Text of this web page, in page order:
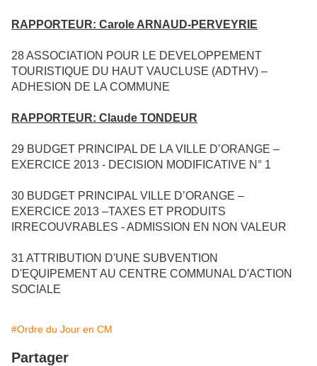
RAPPORTEUR: Carole ARNAUD-PERVEYRIE
28ASSOCIATION POUR LE DEVELOPPEMENT
TOURISTIQUE DU HAUT VAUCLUSE (ADTHV) –
ADHESION DE LA COMMUNE
RAPPORTEUR: Claude TONDEUR
29 BUDGET PRINCIPAL DE LA VILLE D’ORANGE –
EXERCICE 2013 - DECISION MODIFICATIVE N° 1
30 BUDGET PRINCIPAL VILLE D’ORANGE –
EXERCICE 2013 –TAXES ET PRODUITS
IRRECOUVRABLES - ADMISSION EN NON VALEUR
31 ATTRIBUTION D'UNE SUBVENTION
D'EQUIPEMENT AU CENTRE COMMUNAL D'ACTION
SOCIALE
#Ordre du Jour en CM
Partager